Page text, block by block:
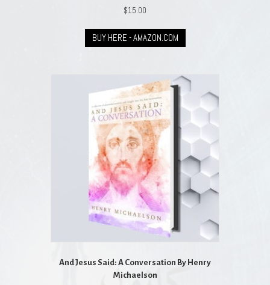
$15.00
BUY HERE - AMAZON.COM
And Jesus Said: A Conversation By Henry
Michaelson